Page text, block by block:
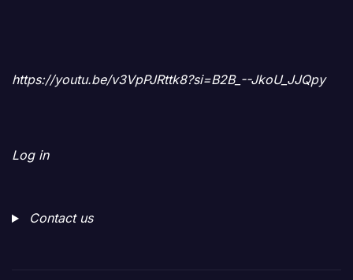
https://youtu.be/v3VpPJRttk8?si=B2B_--JkoU_JJQpy
Log in
Contact us